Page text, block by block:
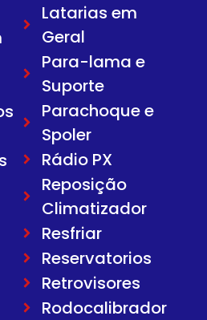
Latarias em
Geral
Para-lama e
Suporte
Parachoque e
Spoler
Rádio PX
Reposição
Climatizador
Resfriar
Reservatorios
Retrovisores
Rodocalibrador